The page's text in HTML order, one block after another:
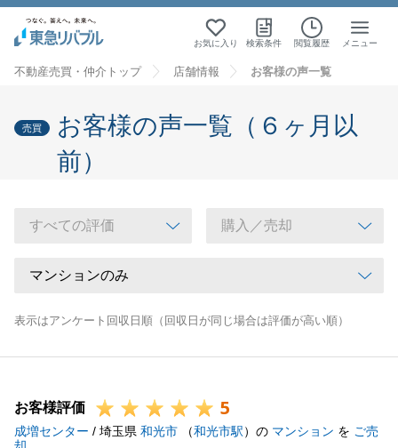
お気に入り 検索条件 閲覧履歴 メニュー
不動産売買・仲介トップ 店舗情報 お客様の声一覧
売買
お客様の声一覧（６ヶ月以
前）
表示はアンケート回収日順（回収日が同じ場合は評価が高い順）
お客様評価 5
成増センター / 埼玉県 和光市 （和光市駅）の マンション を ご売